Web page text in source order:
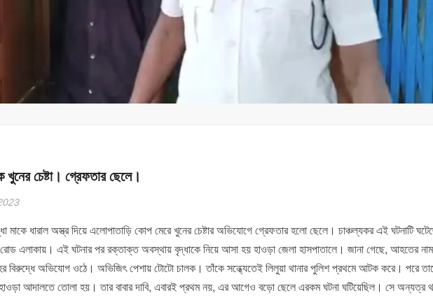
খুনের চেষ্টা। গ্রেফতার ছেলে।
মাকে ধারাল অস্ত্র দিয়ে এলোপাতাড়ি কোপ মেরে খুনের চেষ্টার অভিযোগে গ্রেফতার হলো ছেলে। চাঞ্চল্যকর এই ঘটনাটি
রোড এলাকায়। এই ঘটনার পর রক্তাক্ত অবস্থায় বৃদ্ধাকে নিয়ে আসা হয় হাওড়া জেলা হাসপাতালে। জানা গেছে, আহতের
বিরুদ্ধে অভিযোগ ওঠে। অভিজিৎ পেশায় টোটো চালক। তাঁকে সন্ধ্যেতেই লিলুয়া থানার পুলিশ প্রথমে আটক করে। পরে
আদালতে তোলা হয়। তার বাবার দাবি, এবারই প্রথম নয়, এর আগেও বড়ো ছেলে এরকম ঘটনা ঘটিয়েছিল। সে অন্যত্র